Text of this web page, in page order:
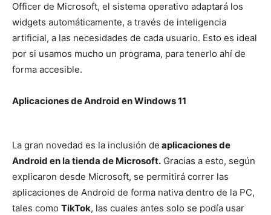
Officer de Microsoft, el sistema operativo adaptará los
widgets automáticamente, a través de inteligencia
artificial, a las necesidades de cada usuario. Esto es ideal
por si usamos mucho un programa, para tenerlo ahí de
forma accesible.
Aplicaciones de Android en Windows 11
La gran novedad es la inclusión de aplicaciones de
Android en la tienda de Microsoft. Gracias a esto, según
explicaron desde Microsoft, se permitirá correr las
aplicaciones de Android de forma nativa dentro de la PC,
tales como TikTok, las cuales antes solo se podía usar